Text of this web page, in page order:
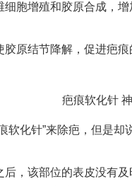
胞增殖和胶原合成，
原结节降解，促进疤
软化针”来除疤，但是
，该部位的表皮没有